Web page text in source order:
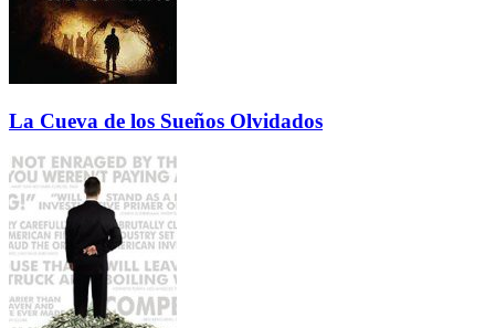
La Cueva de los Sueños Olvidados